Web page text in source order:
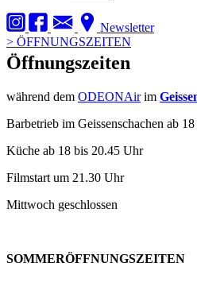
Newsletter
> ÖFFNUNGSZEITEN
Öffnungszeiten
während dem ODEONAirim
Barbetrieb im Geissenschachen ab
Küche ab 18 bis 20.45 Uhr
Filmstart um 21.30 Uhr
Mittwoch geschlossen
SOMMERÖFFNUNGSZEITEN